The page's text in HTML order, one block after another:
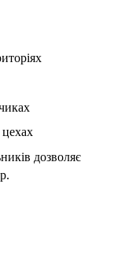
дозволяє